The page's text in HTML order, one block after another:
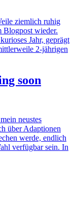
ziemlich ruhig
Blogpost wieder.
Jahr, geprägt
2-jährigen
soon
neustes
über Adaptionen
werde, endlich
verfügbar sein. In